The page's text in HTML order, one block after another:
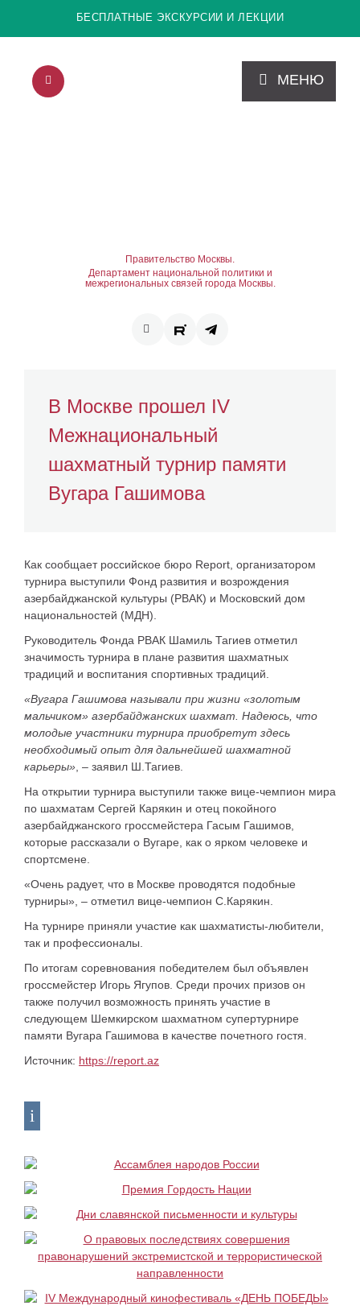
БЕСПЛАТНЫЕ ЭКСКУРСИИ И ЛЕКЦИИ
МЕНЮ
Правительство Москвы.
Департамент национальной политики и
межрегиональных связей города Москвы.
В Москве прошел IV
Межнациональный
шахматный турнир памяти
Вугара Гашимова
Как сообщает российское бюро Report, организатором
турнира выступили Фонд развития и возрождения
азербайджанской культуры (РВАК) и Московский дом
национальностей (МДН).
Руководитель Фонда РВАК Шамиль Тагиев отметил
значимость турнира в плане развития шахматных
традиций и воспитания спортивных традиций.
«Вугара Гашимова называли при жизни «золотым
мальчиком» азербайджанских шахмат. Надеюсь, что
молодые участники турнира приобретут здесь
необходимый опыт для дальнейшей шахматной
карьеры» , – заявил Ш.Тагиев.
На открытии турнира выступили также вице-чемпион мира
по шахматам Сергей Карякин и отец покойного
азербайджанского гроссмейстера Гасым Гашимов,
которые рассказали о Вугаре, как о ярком человеке и
спортсмене.
«Очень радует, что в Москве проводятся подобные
турниры», – отметил вице-чемпион С.Карякин.
На турнире приняли участие как шахматисты-любители,
так и профессионалы.
По итогам соревнования победителем был объявлен
гроссмейстер Игорь Ягупов. Среди прочих призов он
также получил возможность принять участие в
следующем Шемкирском шахматном супертурнире
памяти Вугара Гашимова в качестве почетного гостя.
Источник: https://report.az